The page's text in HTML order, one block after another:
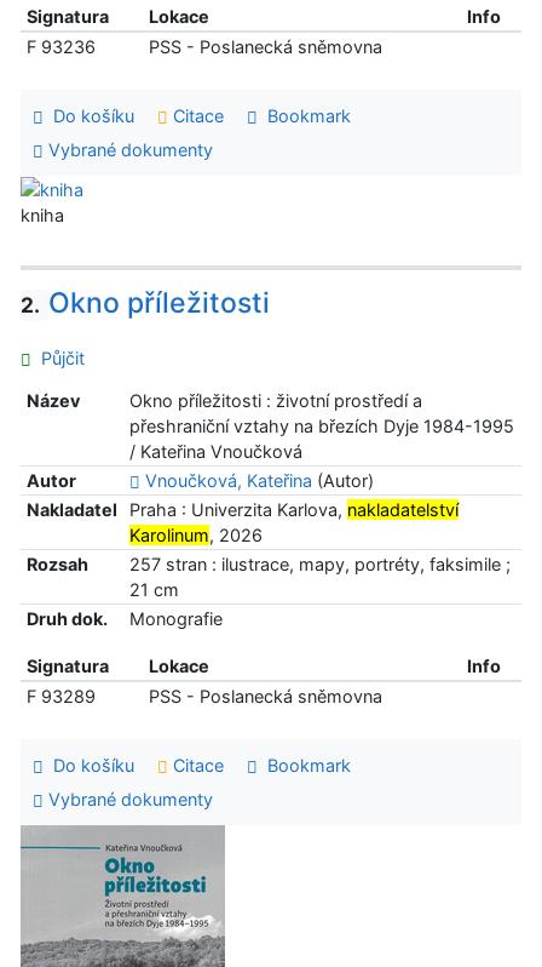
Signatura Lokace
Info
F 93236
PSS - Poslanecká sněmovna
Do košíku Citace
Bookmark
Vybrané dokumenty
kniha
2. Okno příležitosti
Půjčit
Název
Okno příležitosti : životní prostředí a
přeshraniční vztahy na březích Dyje 1984-1995
/ Kateřina Vnoučková
Autor
Vnoučková, Kateřina (Autor)
Nakladatel
Praha : Univerzita Karlova, nakladatelství
Karolinum, 2026
Rozsah
257 stran : ilustrace, mapy, portréty, faksimile ;
21 cm
Druh dok.
Monografie
Signatura Lokace
Info
F 93289
PSS - Poslanecká sněmovna
Do košíku Citace
Bookmark
Vybrané dokumenty